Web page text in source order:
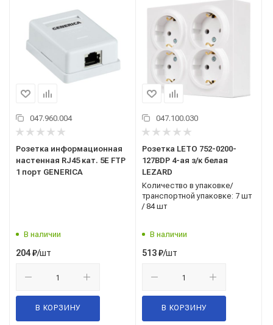
047.960.004
Розетка информационная
настенная RJ45 кат. 5Е FTP
1 порт GENERICA
В наличии
204₽/шт
В КОРЗИНУ
047.100.030
Розетка LETO 752-0200-
127ВDP 4-ая з/к белая
LEZARD
Количество в упаковке/
транспортной упаковке: 7 шт
/ 84 шт
В наличии
513₽/шт
В КОРЗИНУ